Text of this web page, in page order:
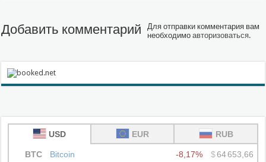
Добавить комментарий
Для отправки комментария вам
необходимоавторизоваться.